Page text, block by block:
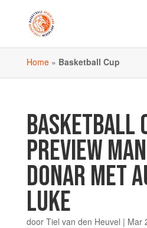
Home» Basketball Cup
BASKETBALL
PREVIEW
DONAR MET
LUKE
door Tiel van den Heuvel | Mar